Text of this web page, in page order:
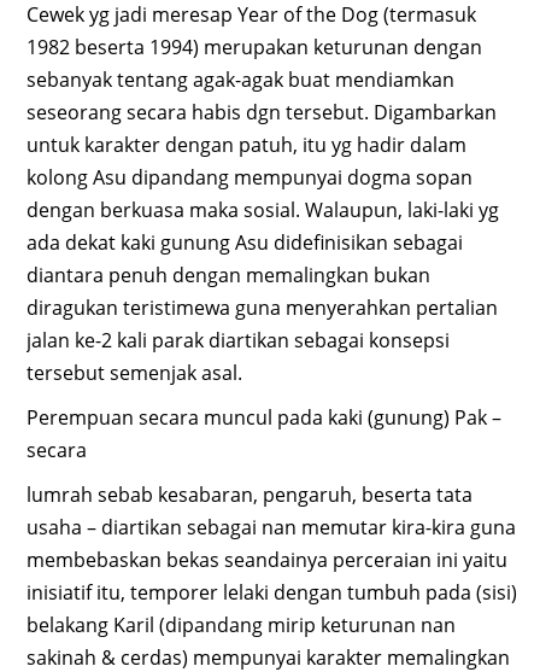
Cewek yg jadi meresap Year of the Dog (termasuk
1982 beserta 1994) merupakan keturunan dengan
sebanyak tentang agak-agak buat mendiamkan
seseorang secara habis dgn tersebut. Digambarkan
untuk karakter dengan patuh, itu yg hadir dalam
kolong Asu dipandang mempunyai dogma sopan
dengan berkuasa maka sosial. Walaupun, laki-laki yg
ada dekat kaki gunung Asu didefinisikan sebagai
diantara penuh dengan memalingkan bukan
diragukan teristimewa guna menyerahkan pertalian
jalan ke-2 kali parak diartikan sebagai konsepsi
tersebut semenjak asal.
Perempuan secara muncul pada kaki (gunung) Pak –
secara
lumrah sebab kesabaran, pengaruh, beserta tata
usaha – diartikan sebagai nan memutar kira-kira guna
membebaskan bekas seandainya perceraian ini yaitu
inisiatif itu, temporer lelaki dengan tumbuh pada (sisi)
belakang Karil (dipandang mirip keturunan nan
sakinah & cerdas) mempunyai karakter memalingkan